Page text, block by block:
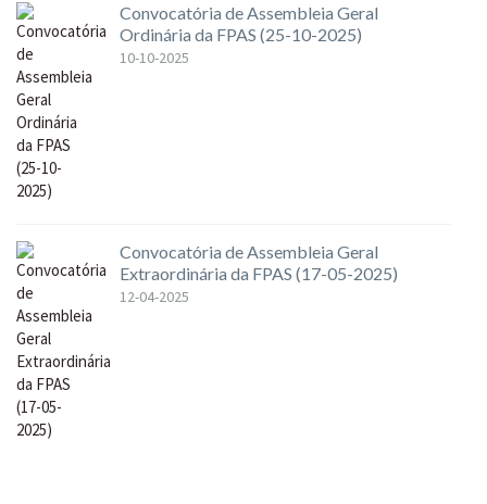
Convocatória de Assembleia Geral
Ordinária da FPAS (25-10-2025)
10-10-2025
Convocatória de Assembleia Geral
Extraordinária da FPAS (17-05-2025)
12-04-2025